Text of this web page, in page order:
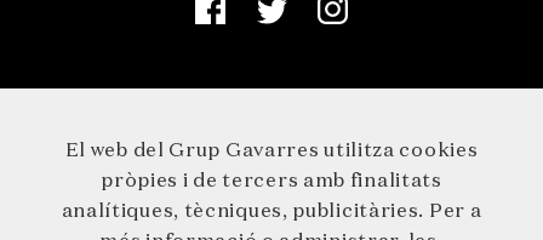
El web del Grup Gavarres utilitza cookies
pròpies i de tercers amb finalitats
analítiques, tècniques, publicitàries. Per a